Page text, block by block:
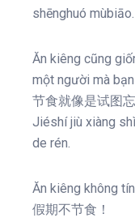
shēnghuó mùbiāo.
Ăn kiêng cũng
một người mà
节食就像是试图
Jiéshí jiù xiàng
de rén.
Ăn kiêng không
假期不节食！